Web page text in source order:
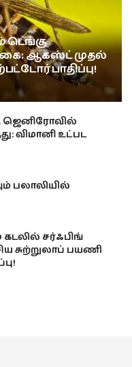
டெங்கு
ஆகஸ்ட் முதல்
பாதிப்பு!
ஜெனிரோவில்
விமானி உட்பட
பலாலியில்
சர்ஃபிங்
சுற்றுலாப் பயணி